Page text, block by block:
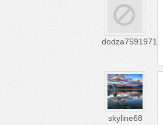
dodza7591971
skyline68